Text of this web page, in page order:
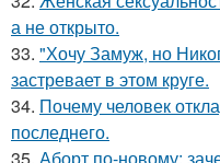
а не открыто.
33. "Хочу Замуж, но
застревает в этом круге.
34. Почему человек
последнего.
35. Аборт по-новому: